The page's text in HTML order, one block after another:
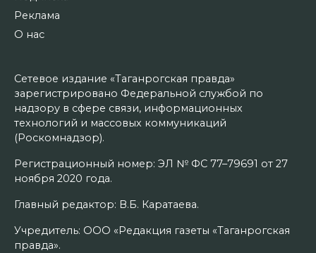
Реклама
О нас
Сетевое издание «Таганрогская правда»
зарегистрировано Федеральной службой по
надзору в сфере связи, информационных
технологий и массовых коммуникаций
(Роскомнадзор).
Регистрационный номер: ЭЛ № ФС 77–79691 от 27
ноября 2020 года.
Главный редактор: В.Б. Каратаева.
Учредитель: ООО «Редакция газеты «Таганрогская
правда».